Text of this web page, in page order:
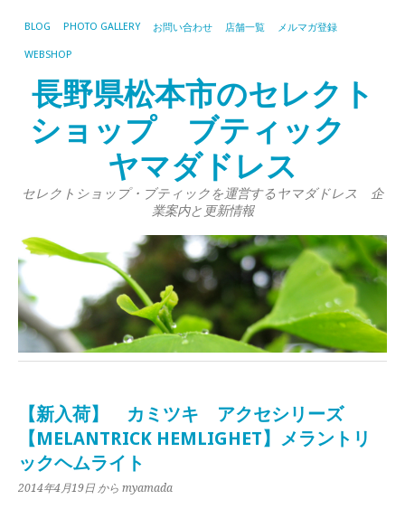
BLOG PHOTO GALLERY お問い合わせ 店舗一覧 メルマガ登録
WEBSHOP
長野県松本市のセレクト
ショップ ブティック
ヤマダドレス
セレクトショップ・ブティックを運営するヤマダドレス 企
業案内と更新情報
【新入荷】 カミツキ アクセシリーズ
【MELANTRICK HEMLIGHET】メラントリ
ックヘムライト
2014年4月19日 から myamada